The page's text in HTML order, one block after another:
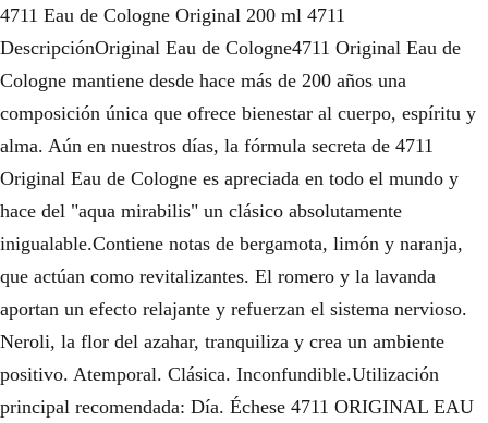
4711 Eau de Cologne Original 200 ml 4711
DescripciónOriginal Eau de Cologne4711 Original Eau de
Cologne mantiene desde hace más de 200 años una
composición única que ofrece bienestar al cuerpo, espíritu y
alma. Aún en nuestros días, la fórmula secreta de 4711
Original Eau de Cologne es apreciada en todo el mundo y
hace del "aqua mirabilis" un clásico absolutamente
inigualable.Contiene notas de bergamota, limón y naranja,
que actúan como revitalizantes. El romero y la lavanda
aportan un efecto relajante y refuerzan el sistema nervioso.
Neroli, la flor del azahar, tranquiliza y crea un ambiente
positivo. Atemporal. Clásica. Inconfundible.Utilización
principal recomendada: Día. Échese 4711 ORIGINAL EAU